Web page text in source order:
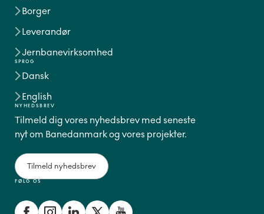
Borger
Leverandør
Jernbanevirksomhed
SPROG
Dansk
English
FØLG OS
NYHEDSBREV
Tilmeld dig vores nyhedsbrev med seneste
nyt om Banedanmark og vores projekter.
Tilmeld nyhedsbrev